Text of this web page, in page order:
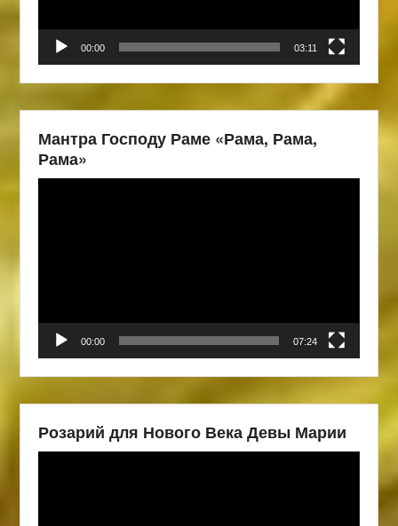
00:00 03:11
Мантра Господу Раме «Рама, Рама,
Рама»
00:00 07:24
Розарий для Нового Века Девы Марии